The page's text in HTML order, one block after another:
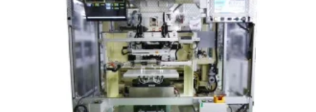
カバーガラスへのフィルムセンサーラミネーション、カバー
ガラスへの保護フィルム貼り付け、偏光板貼り付けのほか、
各種機能性フィルムの貼合にお使いいただけます。